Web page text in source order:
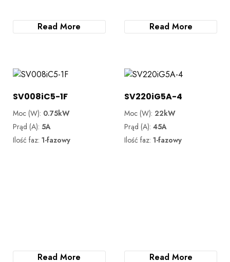
Read More Read More
SV008iC5-1F
Moc (W): 0.75kW
Prąd (A): 5A
Ilość faz: 1-fazowy
Read More
SV220iG5A-4
Moc (W): 22kW
Prąd (A):45A
Ilość faz:1-fazowy
Read More